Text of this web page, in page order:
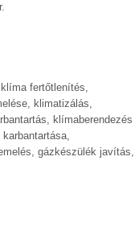
fertőtlenítés,
klimatizálás,
klímaberendezés
gázkészülék javítás,